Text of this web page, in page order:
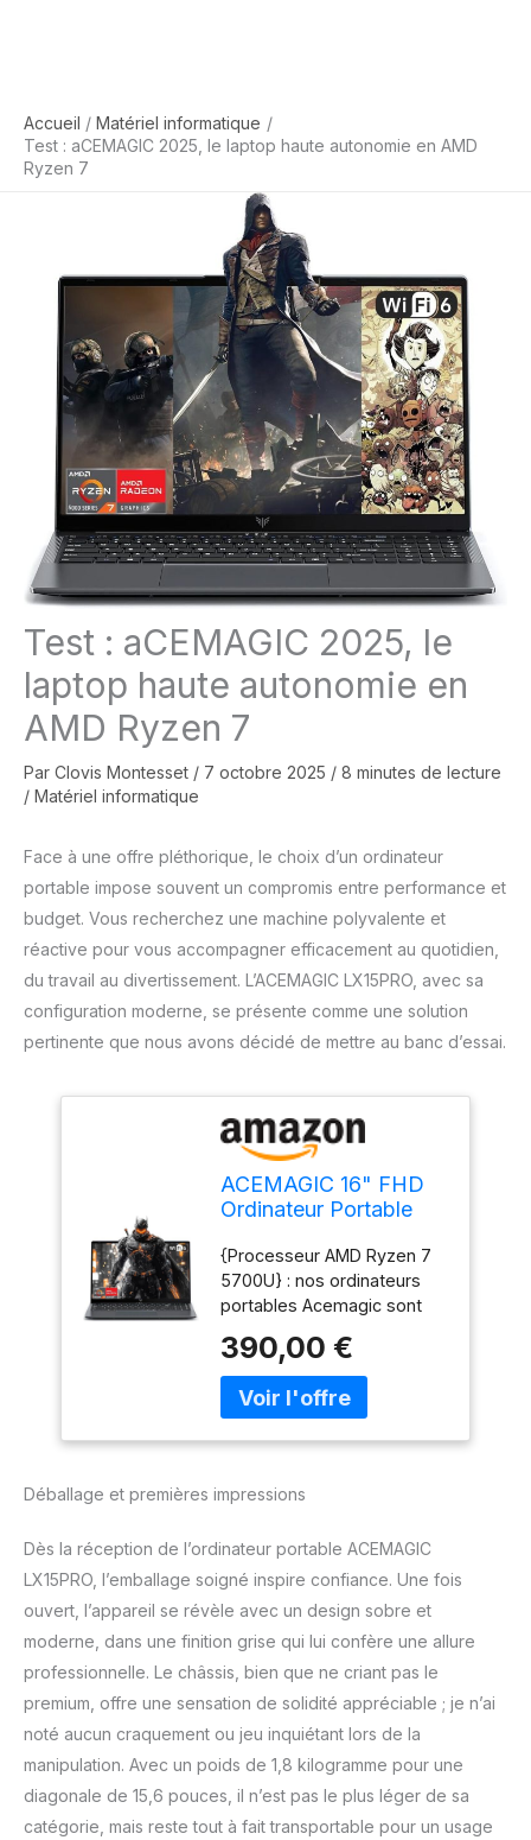
Accueil
Matériel informatique
Test : aCEMAGIC 2025, le laptop haute autonomie en AMD
Ryzen 7
Test : aCEMAGIC 2025, le
laptop haute autonomie en
AMD Ryzen 7
Par Clovis Montesset / 7 octobre 2025 / 8 minutes de lecture
/ Matériel informatique
Face à une offre pléthorique, le choix d’un ordinateur
portable impose souvent un compromis entre performance et
budget. Vous recherchez une machine polyvalente et
réactive pour vous accompagner efficacement au quotidien,
du travail au divertissement. L’ACEMAGIC LX15PRO, avec sa
configuration moderne, se présente comme une solution
pertinente que nous avons décidé de mettre au banc d’essai.
ACEMAGIC 16" FHD
Ordinateur Portable
C/16T, 4,3GHz Battu
par i7-1265U) 16Go
RAM DDR4*2,512Go
M.2 SSD PC
Portables,TF,3*USB
3.2,BT5.2,HDMI,Type-
C,TF,65W, WiFi 6.0
{Processeur AMD Ryzen 7
5700U} : nos ordinateurs
portables Acemagic sont
AMD Ryzen 7 5700U pour
pousser vos performances
à leurs limites. Vitesse
d'économie de batterie :
votre ordinateur portable
avec les modes Balance de
batterie et meilleures
jusqu'à 40 % d'économie
d'énergie en plus, ce qui
prolonge la durée de vie de
la batterie sans
compromettre les
performances. Choisissez
entre une sortie efficace ou
une économie d'énergie, en
390,00 €
Déballage et premières impressions
Dès la réception de l’ordinateur portable ACEMAGIC
LX15PRO, l’emballage soigné inspire confiance. Une fois
ouvert, l’appareil se révèle avec un design sobre et
moderne, dans une finition grise qui lui confère une allure
professionnelle. Le châssis, bien que ne criant pas le
premium, offre une sensation de solidité appréciable ; je n’ai
noté aucun craquement ou jeu inquiétant lors de la
manipulation. Avec un poids de 1,8 kilogramme pour une
diagonale de 15,6 pouces, il n’est pas le plus léger de sa
catégorie, mais reste tout à fait transportable pour un usage